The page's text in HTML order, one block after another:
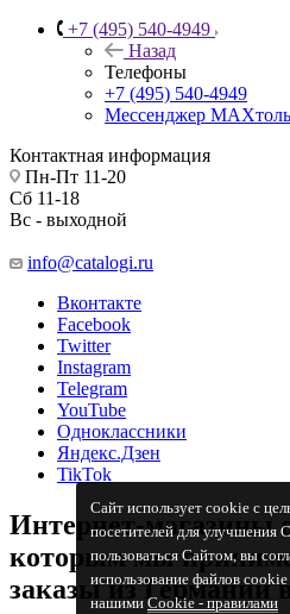
Сайт использует cookie с
посетителей для улучшения
пользоваться Сайтом, вы
использование файлов cookie
нашимиCookiе - правилами
+7 (495) 540-4949
Назад
Телефоны
+7 (495) 540-4949
Мессенджер МАХ
Контактная информация
Пн-Пт 11-20
Сб 11-18
Вс - выходной
info@catalogi.ru
Вконтакте
Facebook
Twitter
Instagram
Telegram
YouTube
Одноклассники
Яндекс.Дзен
TikTok
Интернет-магазины
которым мы
заказы из Германии